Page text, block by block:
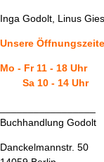
Inga Godolt, Linus
Unsere
Mo - Fr 11 - 18 Uhr
Sa 10 - 14 Uhr
Buchhandlung Godolt
Danckelmannstr. 50